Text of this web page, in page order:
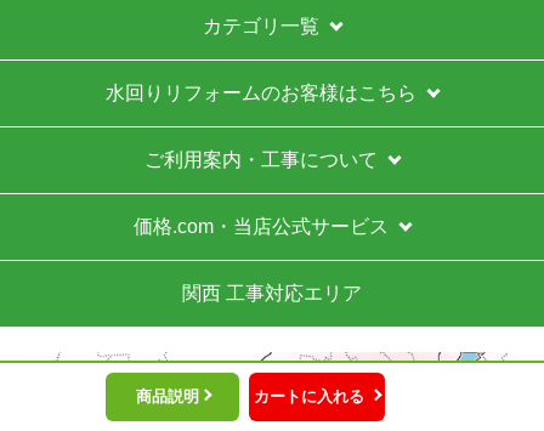
【その他感想・コメント】
工事まで少し待ちましたが、価格を重視する方には
かなりお得だと思います。余裕を持って待てる方に
はおすすめです。
Ikuma2555さん
はい
ショップからの連絡や対応は適切でしたか？
はい
商品説明 カートに入れる
カテゴリ一覧
水回りリフォームのお客様はこちら
ご利用案内・工事について
価格.com・当店公式サービス
関西 工事対応エリア